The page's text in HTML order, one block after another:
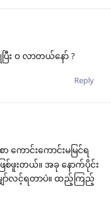
ြီး ဝ လာတယ်နော် ?
Reply
ကောင်းကောင်းမမြင်ရ
ဖူးတယ်။ အခု နောက်ပိုင်း
ော်လင့်ရတာပဲ။ ထည့်ကြည့်